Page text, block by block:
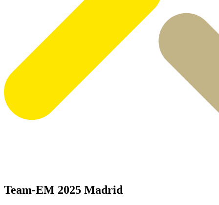
Team-EM 2025 Madrid